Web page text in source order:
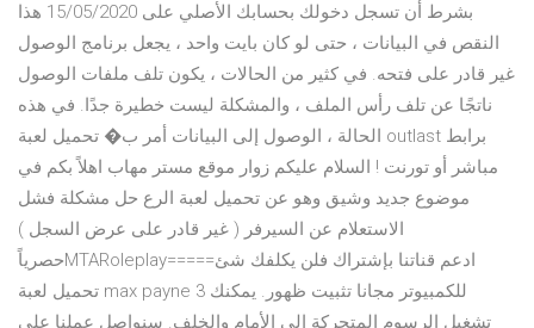
بشرط أن تسجل دخولك بحسابك الأصلي على 15/05/2020 هذا
النقص في البيانات ، حتى لو كان بايت واحد ، يجعل برنامج الوصول
غير قادر على فتحه. في كثير من الحالات ، يكون تلف ملفات الوصول
ناتجًا عن تلف رأس الملف ، والمشكلة ليست خطيرة جدًا. في هذه
الحالة ، الوصول إلى البيانات أمر ب� تحميل لعبة outlast برابط
مباشر أو تورنت ! السلام عليكم زوار موقع مستر مهاب اهلاً بكم في
موضوع جديد وشيق وهو عن تحميل لعبة الرع حل مشكلة فشل
الاستعلام عن السيرفر ( غير قادر على عرض السجل )
حصرياًMTARoleplay=====ادعم قناتنا بإشتراك فلن يكلفك شئ
تحميل لعبة max payne 3 للكمبيوتر مجانا تثبيت ظهور. يمكنك
تشغيل الرسوم المتحركة إلى الأمام والخلف. سنواصل عملنا على